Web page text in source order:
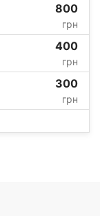
800
грн
400
грн
300
грн